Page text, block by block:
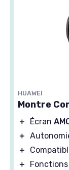
HUAWEI
Montre
＋ Écran
＋
＋
＋
🔥 POPULAIRE
Redmi
＋ 140+
＋ Suivi du
＋
＋ GPS
★★★★★
★★★★★